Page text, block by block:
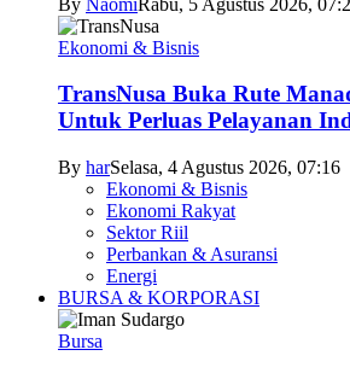
Ekonomi & Bisnis
TransNusa Buka Rute
Untuk Perluas Pelayanan
By harSelasa, 4 Agustus 2026, 07:16
Ekonomi & Bisnis
Ekonomi Rakyat
Sektor Riil
Perbankan & Asuransi
Energi
BURSA & KORPORASI
Bursa